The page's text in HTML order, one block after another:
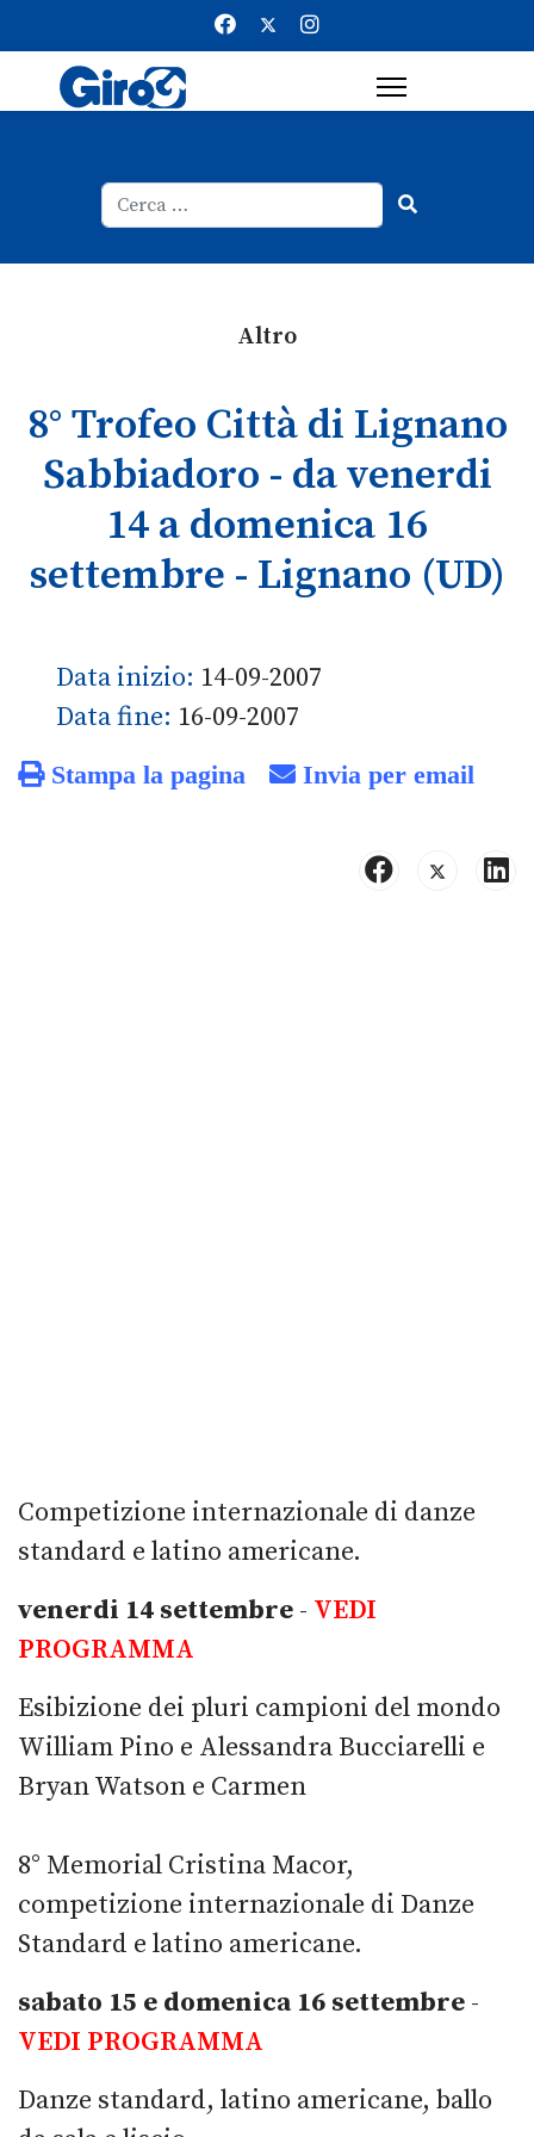
Altro
8° Trofeo Città di Lignano
Sabbiadoro - da venerdi
14 a domenica 16
settembre - Lignano (UD)
Data inizio: 14-09-2007
Data fine: 16-09-2007
Stampa la pagina Invia per email
Competizione internazionale di danze
standard e latino americane.
venerdi 14 settembre - VEDI
PROGRAMMA
Esibizione dei pluri campioni del mondo
William Pino e Alessandra Bucciarelli e
Bryan Watson e Carmen
8° Memorial Cristina Macor,
competizione internazionale di Danze
Standard e latino americane.
sabato 15 e domenica 16 settembre -
VEDI PROGRAMMA
Danze standard, latino americane, ballo